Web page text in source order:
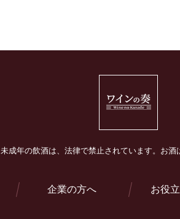
未成年の飲酒は、法律で禁止されています。 お酒
企業の方へ お役